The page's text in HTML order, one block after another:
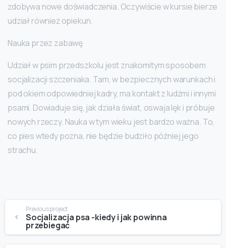
zdobywa nowe doświadczenia. Oczywiście w kursie bierze
udział również opiekun.
Nauka przez zabawę
Udział w psim przedszkolu jest znakomitym sposobem
socjalizacji szczeniaka. Tam, w bezpiecznych warunkach i
pod okiem odpowiedniej kadry, ma kontakt z ludźmi i innymi
psami. Dowiaduje się, jak działa świat, oswaja lęk i próbuje
nowych rzeczy. Nauka w tym wieku jest bardzo ważna. To,
co pies wtedy pozna, nie będzie budziło później jego
strachu.
Continue
Reading
Previous project
Socjalizacja psa -kiedy i jak powinna
przebiegać